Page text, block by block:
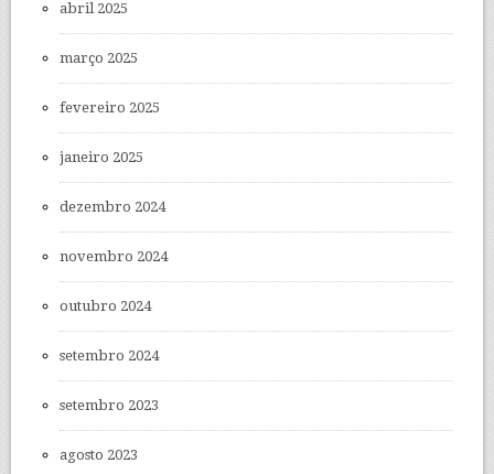
abril 2025
março 2025
fevereiro 2025
janeiro 2025
dezembro 2024
novembro 2024
outubro 2024
setembro 2024
setembro 2023
agosto 2023